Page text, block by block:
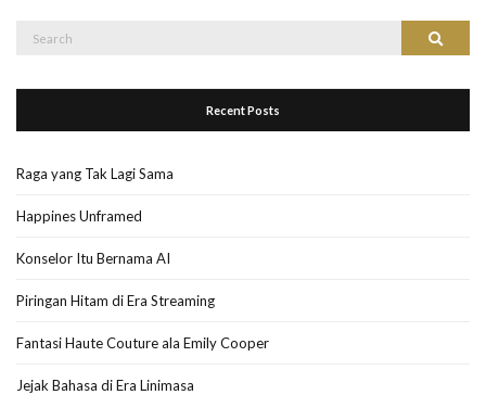
Search
Recent Posts
Raga yang Tak Lagi Sama
Happines Unframed
Konselor Itu Bernama AI
Piringan Hitam di Era Streaming
Fantasi Haute Couture ala Emily Cooper
Jejak Bahasa di Era Linimasa